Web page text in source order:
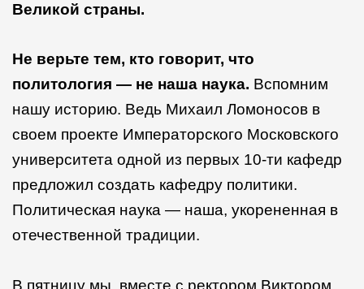
Великой страны.
Не верьте тем, кто говорит, что
политология — не наша наука. Вспомним
нашу историю. Ведь Михаил Ломоносов в
своем проекте Императорского Московского
университета одной из первых 10-ти кафедр
предложил создать кафедру политики.
Политическая наука — наша, укорененная в
отечественной традиции.
В пятницу мы, вместе с ректором Виктором